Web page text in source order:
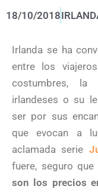
18/10/2018
Irlanda se ha
entre los
costumbres, la
irlandeses o su
ser por sus
que evocan a
aclamada serie
fuere, seguro
son los precios